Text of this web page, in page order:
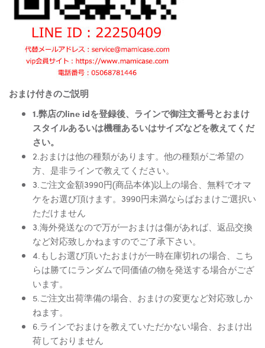
おまけ付きのご説明
1.弊店のline idを登録後、ラインで御注文番号とおまけ
スタイルあるいは機種あるいはサイズなどを教えてくだ
さい。
2.おまけは他の種類があります。他の種類がご希望の
方、是非ラインで教えてください。
3.ご注文金額3990円(商品本体)以上の場合、無料でオマ
ケをお選び頂けます。3990円未満ならばおまけご選択い
ただけません
3.海外発送なので万が一おまけは傷があれば、返品交換
など対応致しかねますのでご了承下さい。
4.もしお選び頂いたおまけが一時在庫切れの場合、こち
らは勝てにランダムで同価値の物を発送する場合がござ
います。
5.ご注文出荷準備の場合、おまけの変更など対応致しか
ねます。
6.ラインでおまけを教えていただかない場合、おまけ出
荷しておりません